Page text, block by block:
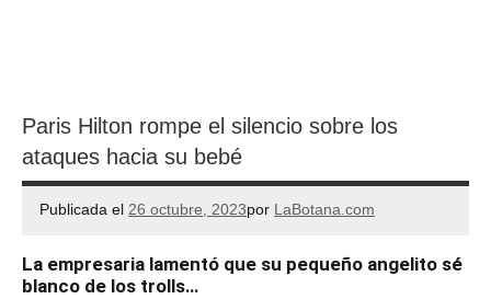
Paris Hilton rompe el silencio sobre los
ataques hacia su bebé
Publicada el 26 octubre, 2023por LaBotana.com
La empresaria lamentó que su pequeño angelito sé
blanco de los trolls…